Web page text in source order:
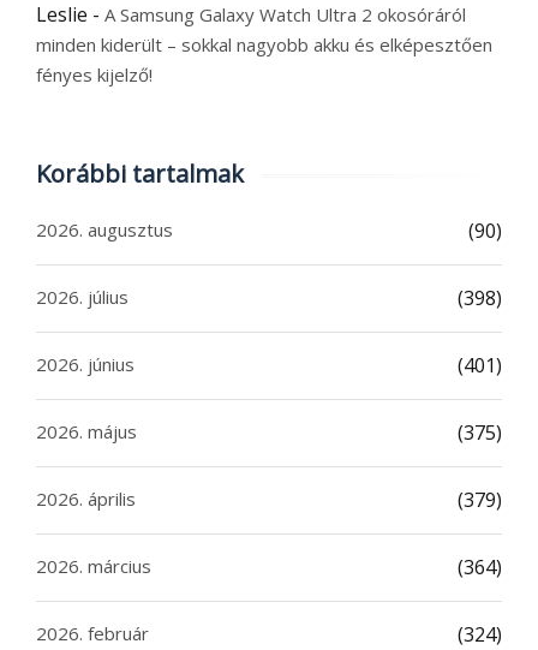
Leslie - A Samsung Galaxy Watch Ultra 2 okosóráról
minden kiderült – sokkal nagyobb akku és elképesztően
fényes kijelző!
Korábbi tartalmak
2026. augusztus (90)
2026. július (398)
2026. június (401)
2026. május (375)
2026. április (379)
2026. március (364)
2026. február (324)